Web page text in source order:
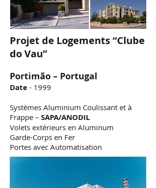
Projet de Logements “Clube
do Vau”
Portimão – Portugal
Date - 1999
Systèmes Aluminium Coulissant et à
Frappe – SAPA/ANODIL
Volets extérieurs en Aluminum
Garde-Corps en Fer
Portes avec Automatisation